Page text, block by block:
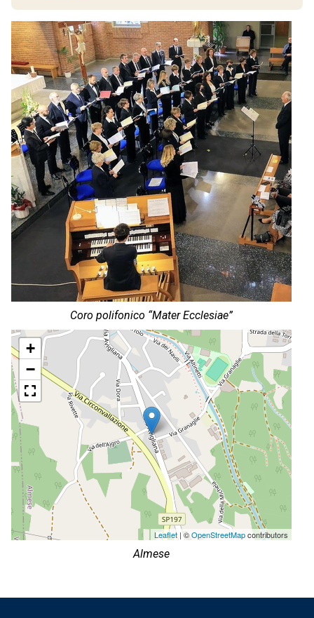
Coro polifonico “Mater Ecclesiae”
+
−
Leaflet | ©OpenStreetMapcontributors
Almese